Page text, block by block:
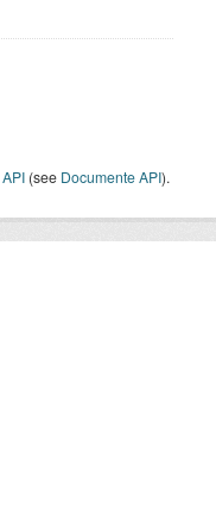
API (see Documente API).